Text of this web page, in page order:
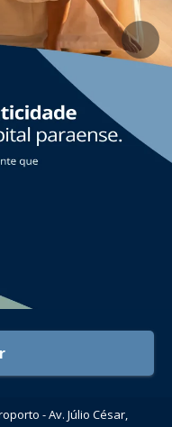
- Av. Júlio César,